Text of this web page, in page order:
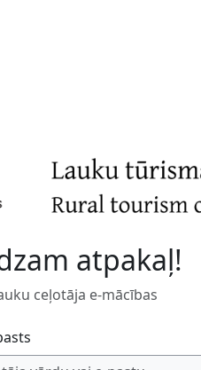
atpakaļ!
ceļotāja e-mācības